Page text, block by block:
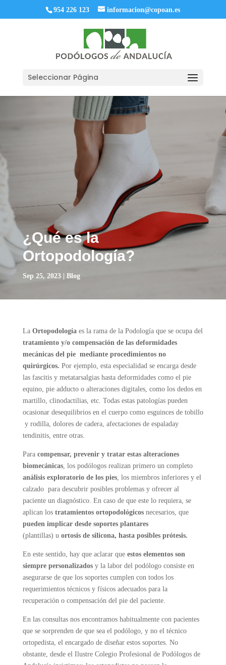
954 226 123 informacion@copoan.es
Seleccionar Página
¿Qué es la
Ortopodología?
Sep 25, 2023| Blog
La Ortopodologíaes la rama de la Podología que se ocupa del
tratamiento y/o compensación de las deformidades
mecánicas del pie mediante procedimientos no
quirúrgicos. Por ejemplo, esta especialidad se encarga desde
las fascitis y metatarsalgias hasta deformidades como el pie
equino, pie adducto o alteraciones digitales, como los dedos en
martillo, clinodactilias, etc. Todas estas patologías pueden
ocasionar desequilibrios en el cuerpo como esguinces de tobillo
y rodilla, dolores de cadera, afectaciones de espaladay
tendinitis, entre otras.
Paracompensar, prevenir y tratar estas alteraciones
biomecánicas, los podólogos realizan primero un completo
análisis exploratorio de los pies, los miembros inferiores y el
calzado para descubrir posibles problemas y ofrecer al
paciente un diagnóstico. En caso de que este lo requiera, se
aplican los tratamientos ortopodológicosnecesarios, que
pueden implicar desde soportes plantares
(plantillas) uortosis de silicona, hasta posibles prótesis.
En este sentido, hay que aclarar que estos elementos son
siempre personalizadosy la labor del podólogo consiste en
asegurarse de que los soportes cumplen con todos los
requerimientos técnicos y físicos adecuados para la
recuperación o compensación del pie del paciente.
En las consultas nos encontramos habitualmente con pacientes
que se sorprenden de que sea el podólogo, y no el técnico
ortopedista, el encargado de diseñar estos soportes. No
obstante, desde el Ilustre Colegio Profesional de Podólogos de